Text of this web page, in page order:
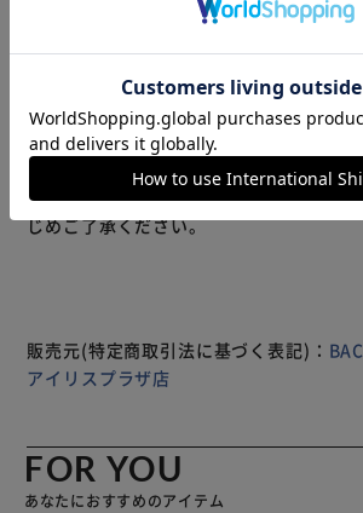
用が登場。 箸職人が考えた正しいお箸の
を自然と身に付けられる。 親指を支点に
箸の支点」で、箸の動かし方を習得。さ
指を補助しながら挟んで引き上げる動作
「まっすぐ開けて、まっすぐおろせる」
を忠実に再現。 シリコン部は取り外し
お箸にも装着ができる。 親子で正しいお
もっと見る
※製品は予告なく仕様を変更する場合が
じめご了承ください。
販売元(特定商取引法に基づく表記)：
アイリスプラザ店
FOR YOU
あなたにおすすめのアイテム